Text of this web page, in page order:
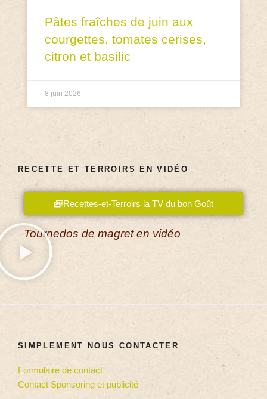
Pâtes fraîches de juin aux
courgettes, tomates cerises,
citron et basilic
8 juin 2026
RECETTE ET TERROIRS EN VIDÉO
Recettes-et-Terroirs la TV du bon Goût
Tournedos de magret en vidéo
SIMPLEMENT NOUS CONTACTER
Formulaire de contact
Contact Sponsoring et publicité